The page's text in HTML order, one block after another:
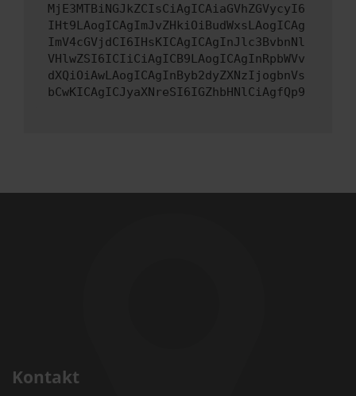
MjE3MTBiNGJkZCIsCiAgICAiaGVhZGVycyI6
IHt9LAogICAgImJvZHkiOiBudWxsLAogICAg
ImV4cGVjdCI6IHsKICAgICAgInJlc3BvbnNl
VHlwZSI6ICIiCiAgICB9LAogICAgInRpbWVv
dXQiOiAwLAogICAgInByb2dyZXNzIjogbnVs
bCwKICAgICJyaXNreSI6IGZhbHNlCiAgfQp9
Kontakt